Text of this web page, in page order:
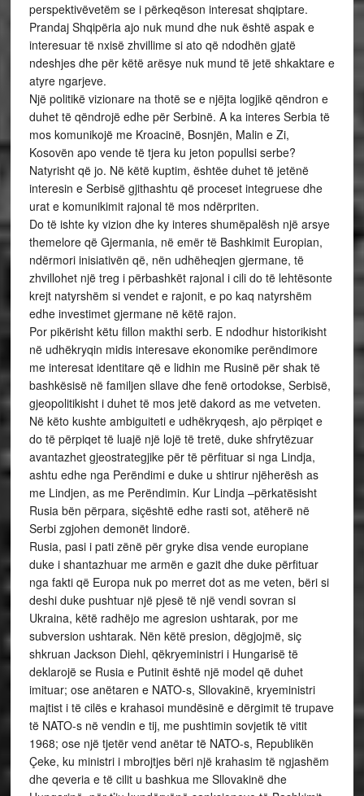
perspektivëvetëm se i përkeqëson interesat shqiptare.
Prandaj Shqipëria ajo nuk mund dhe nuk është aspak e
interesuar të nxisë zhvillime si ato që ndodhën gjatë
ndeshjes dhe për këtë arësye nuk mund të jetë shkaktare e
atyre ngarjeve.
Një politikë vizionare na thotë se e njëjta logjikë qëndron e
duhet të qëndrojë edhe për Serbinë. A ka interes Serbia të
mos komunikojë me Kroacinë, Bosnjën, Malin e Zi,
Kosovën apo vende të tjera ku jeton popullsi serbe?
Natyrisht që jo. Në këtë kuptim, ështëe duhet të jetënë
interesin e Serbisë gjithashtu që proceset integruese dhe
urat e komunikimit rajonal të mos ndërpriten.
Do të ishte ky vizion dhe ky interes shumëpalësh një arsye
themelore që Gjermania, në emër të Bashkimit Europian,
ndërmori inisiativën që, nën udhëheqjen gjermane, të
zhvillohet një treg i përbashkët rajonal i cili do të lehtësonte
krejt natyrshëm si vendet e rajonit, e po kaq natyrshëm
edhe investimet gjermane në këtë rajon.
Por pikërisht këtu fillon makthi serb. E ndodhur historikisht
në udhëkryqin midis interesave ekonomike perëndimore
me interesat identitare që e lidhin me Rusinë për shak të
bashkësisë në familjen sllave dhe fenë ortodokse, Serbisë,
gjeopolitikisht i duhet të mos jetë dakord as me vetveten.
Në këto kushte ambiguiteti e udhëkryqesh, ajo përpiqet e
do të përpiqet të luajë një lojë të tretë, duke shfrytëzuar
avantazhet gjeostrategjike për të përfituar si nga Lindja,
ashtu edhe nga Perëndimi e duke u shtirur njëherësh as
me Lindjen, as me Perëndimin. Kur Lindja –përkatësisht
Rusia bën përpara, siçështë edhe rasti sot, atëherë në
Serbi zgjohen demonët lindorë.
Rusia, pasi i pati zënë për gryke disa vende europiane
duke i shantazhuar me armën e gazit dhe duke përfituar
nga fakti që Europa nuk po merret dot as me veten, bëri si
deshi duke pushtuar një pjesë të një vendi sovran si
Ukraina, këtë radhëjo me agresion ushtarak, por me
subversion ushtarak. Nën këtë presion, dëgjojmë, siç
shkruan Jackson Diehl, qëkryeministri i Hungarisë të
deklarojë se Rusia e Putinit është një model që duhet
imituar; ose anëtaren e NATO-s, Sllovakinë, kryeministri
majtist i të cilës e krahasoi mundësinë e dërgimit të trupave
të NATO-s në vendin e tij, me pushtimin sovjetik të vitit
1968; ose një tjetër vend anëtar të NATO-s, Republikën
Çeke, ku ministri i mbrojtjes bëri një krahasim të ngjashëm
dhe qeveria e të cilit u bashkua me Sllovakinë dhe